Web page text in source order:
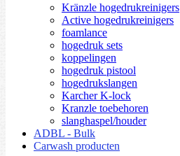
Kränzle hogedrukreinigers
Active hogedrukreinigers
foamlance
hogedruk sets
koppelingen
hogedruk pistool
hogedrukslangen
Karcher K-lock
Kranzle toebehoren
slanghaspel/houder
ADBL - Bulk
Carwash producten